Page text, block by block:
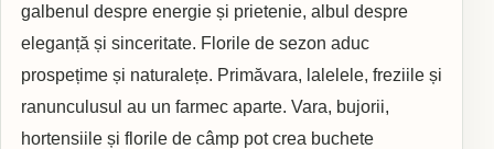
galbenul despre energie și prietenie, albul despre
eleganță și sinceritate. Florile de sezon aduc
prospețime și naturalețe. Primăvara, lalelele, freziile și
ranunculusul au un farmec aparte. Vara, bujorii,
hortensiile și florile de câmp pot crea buchete